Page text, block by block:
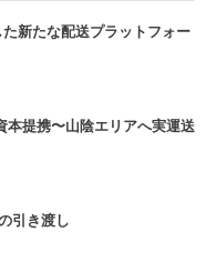
新たな配送プラットフォー
提携〜山陰エリアへ実運送
引き渡し